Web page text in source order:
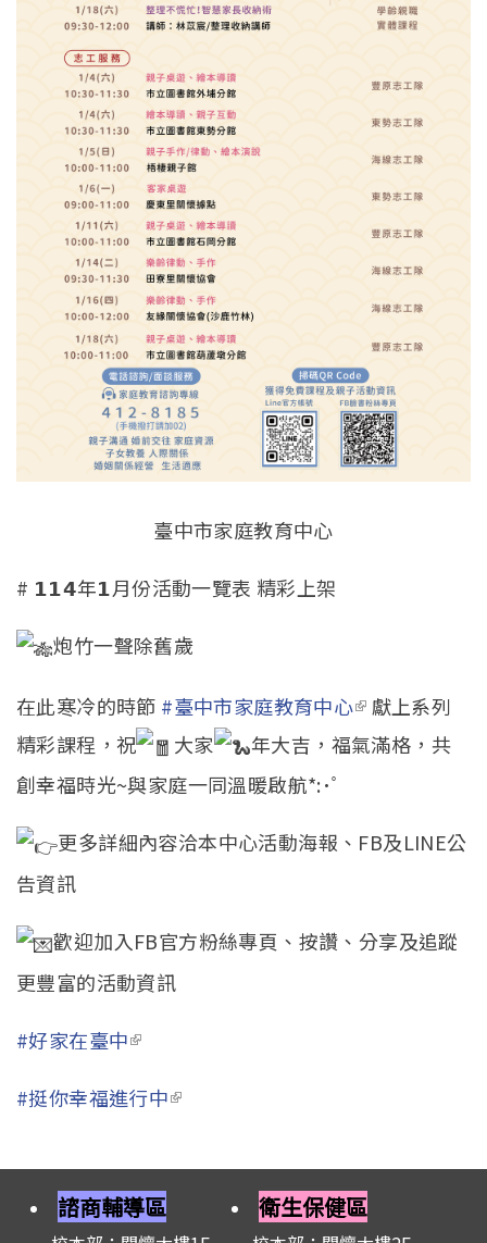
臺中市家庭教育中心
# 𝟭𝟭𝟰年𝟭月份活動一覽表 精彩上架
炮竹一聲除舊歲
在此寒冷的時節 #臺中市家庭教育中心(link is
external)
獻上系列
精彩課程，祝
大家
年大吉，福氣滿格，共
創幸福時光~與家庭一同溫暖啟航*:･ﾟ
更多詳細內容洽本中心活動海報、FB及LINE公
告資訊
歡迎加入FB官方粉絲專頁、按讚、分享及追蹤
更豐富的活動資訊
#好家在臺中(link is external)
#挺你幸福進行中(link is external)
諮商輔導區 衛生保健區